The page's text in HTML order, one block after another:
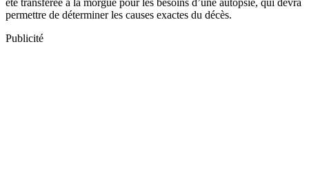
permettre de déterminer les causes exactes du décès.
Publicité